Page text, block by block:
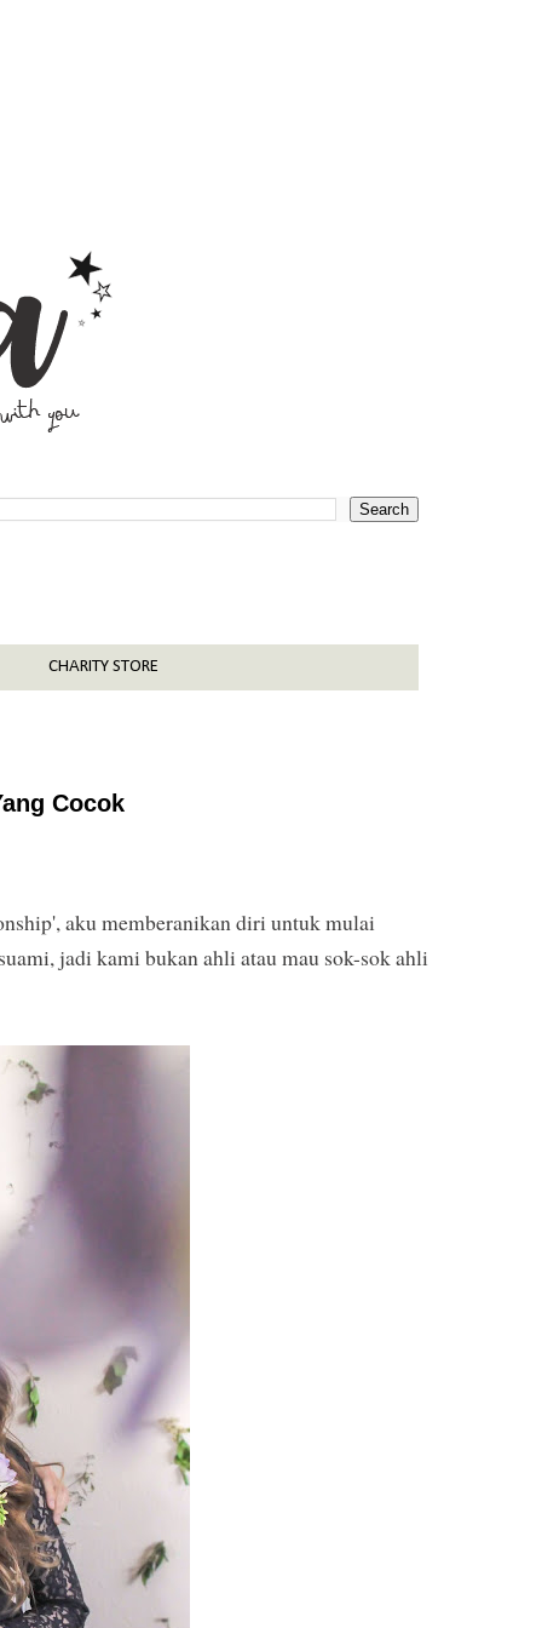
CHARITY STORE
Cocok
aku memberanikan diri untuk mulai
jadi kami bukan ahli atau mau sok-sok ahli